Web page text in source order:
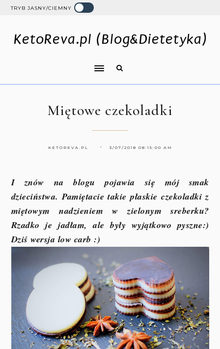
TRYB JASNY/CIEMNY
KetoReva.pl (Blog&Dietetyka)
Miętowe czekoladki
KETOREVA.PL 3/07/2018 08:15:00 AM
I znów na blogu pojawia się mój smak
dzieciństwa. Pamiętacie takie płaskie czekoladki z
miętowym nadzieniem w zielonym sreberku?
Rzadko je jadłam, ale były wyjątkowo pyszne:)
Dziś wersja low carb :)